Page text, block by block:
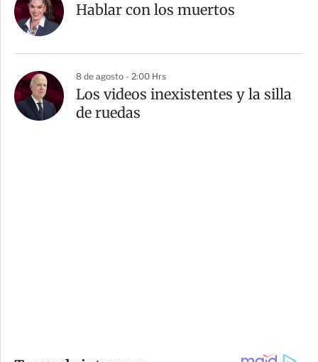
Hablar con los muertos
8 de agosto - 2:00 Hrs
Los videos inexistentes y la silla
de ruedas